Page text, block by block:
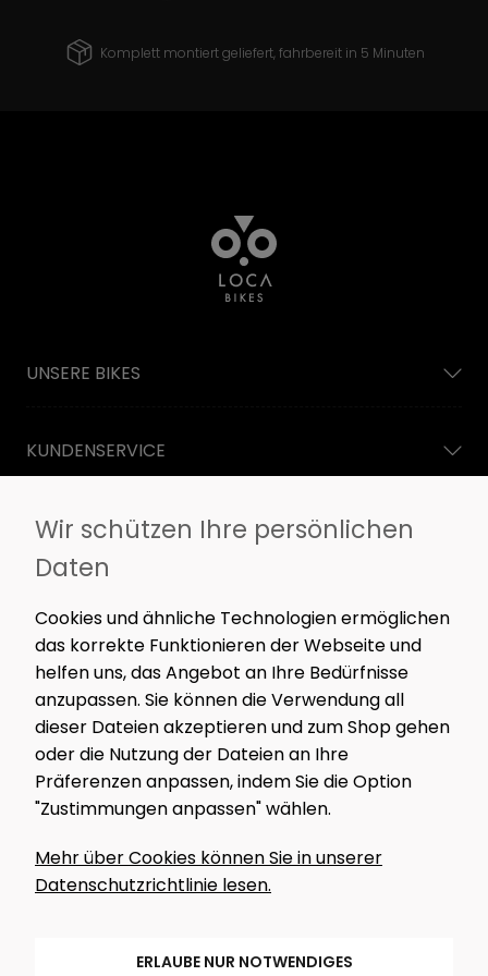
Komplett montiert geliefert, fahrbereit in 5 Minuten
UNSERE BIKES
KUNDENSERVICE
INFORMATIONEN
NEWSLETTER
Nur das Wesentliche. Kein Spam – nur spannende
Inhalte, Werkstatt-News und exklusive Angebote.
MELDE MICH AN!
Wir schützen Ihre persönlichen
Daten
Cookies und ähnliche Technologien ermöglichen
das korrekte Funktionieren der Webseite und
helfen uns, das Angebot an Ihre Bedürfnisse
anzupassen. Sie können die Verwendung all
dieser Dateien akzeptieren und zum Shop gehen
oder die Nutzung der Dateien an Ihre
Präferenzen anpassen, indem Sie die Option
"Zustimmungen anpassen" wählen.
Mehr über Cookies können Sie in unserer
Datenschutzrichtlinie lesen.
ERLAUBE NUR NOTWENDIGES